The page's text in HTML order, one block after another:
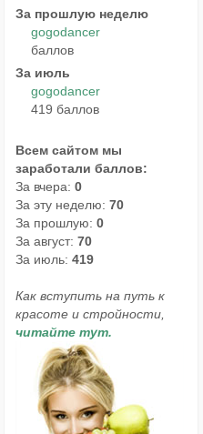
За прошлую неделю
gogodancer
баллов
За июль
gogodancer
419 баллов
Всем сайтом мы
заработали баллов:
За вчера: 0
За эту неделю: 70
За прошлую: 0
За август: 70
За июль: 419
Как вступить на путь к
красоте и стройности,
читайте тут.